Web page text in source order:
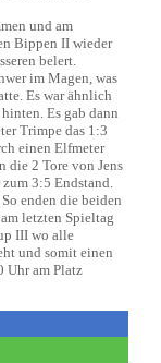
und am
Bippen II wieder
belert.
im Magen, was
Es war ähnlich
Es gab dann
Trimpe das 1:3
einen Elfmeter
die 2 Tore von Jens
3:5 Endstand.
enden die beiden
letzten Spieltag
III wo alle
und somit einen
Uhr am Platz